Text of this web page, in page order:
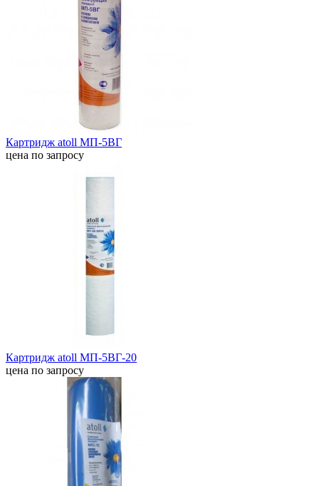
Картридж atoll МП-5ВГ
цена по запросу
Картридж atoll МП-5ВГ-20
цена по запросу